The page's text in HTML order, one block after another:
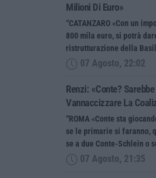
Milioni Di Euro»
“CATANZARO «Con un
800 mila euro, si potrà
ristrutturazione della
07 Agosto, 22:02
Renzi: «Conte?
Vannaccizzare La
“ROMA «Conte sta
se le primarie si faranno,
se a due Conte-Schlein o
07 Agosto, 21:35